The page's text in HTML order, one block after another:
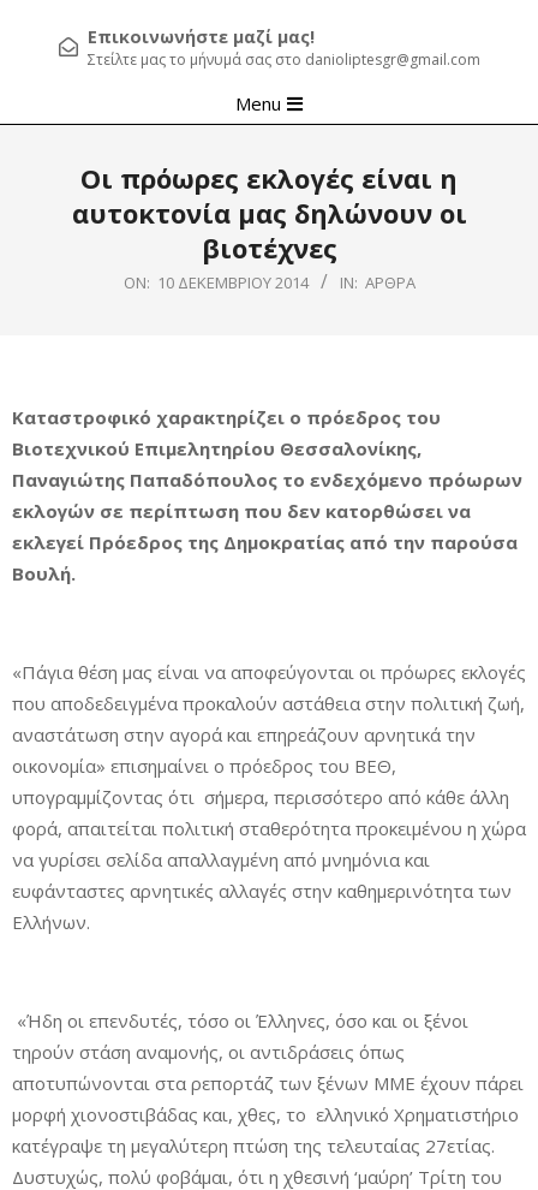
Επικοινωνήστε μαζί μας!
Στείλτε μας το μήνυμά σας στο danioliptesgr@gmail.com
Navigation
Menu
Οι πρόωρες εκλογές είναι η
αυτοκτονία μας δηλώνουν οι
βιοτέχνες
ON: 10 ΔΕΚΕΜΒΡΊΟΥ 2014 IN: ΆΡΘΡΑ
Καταστροφικό χαρακτηρίζει ο πρόεδρος του
Βιοτεχνικού Επιμελητηρίου Θεσσαλονίκης,
Παναγιώτης Παπαδόπουλος το ενδεχόμενο πρόωρων
εκλογών σε περίπτωση που δεν κατορθώσει να
εκλεγεί Πρόεδρος της Δημοκρατίας από την παρούσα
Βουλή.
«Πάγια θέση μας είναι να αποφεύγονται οι πρόωρες εκλογές
που αποδεδειγμένα προκαλούν αστάθεια στην πολιτική ζωή,
αναστάτωση στην αγορά και επηρεάζουν αρνητικά την
οικονομία» επισημαίνει ο πρόεδρος του ΒΕΘ,
υπογραμμίζοντας ότι σήμερα, περισσότερο από κάθε άλλη
φορά, απαιτείται πολιτική σταθερότητα προκειμένου η χώρα
να γυρίσει σελίδα απαλλαγμένη από μνημόνια και
ευφάνταστες αρνητικές αλλαγές στην καθημερινότητα των
Ελλήνων.
«Ήδη οι επενδυτές, τόσο οι Έλληνες, όσο και οι ξένοι
τηρούν στάση αναμονής, οι αντιδράσεις όπως
αποτυπώνονται στα ρεπορτάζ των ξένων ΜΜΕ έχουν πάρει
μορφή χιονοστιβάδας και, χθες, το ελληνικό Χρηματιστήριο
κατέγραψε τη μεγαλύτερη πτώση της τελευταίας 27ετίας.
Δυστυχώς, πολύ φοβάμαι, ότι η χθεσινή ‘μαύρη’ Τρίτη του